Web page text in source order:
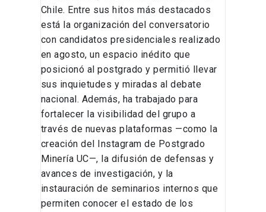
Chile. Entre sus hitos más destacados
está la organización del conversatorio
con candidatos presidenciales realizado
en agosto, un espacio inédito que
posicionó al postgrado y permitió llevar
sus inquietudes y miradas al debate
nacional. Además, ha trabajado para
fortalecer la visibilidad del grupo a
través de nuevas plataformas —como la
creación del Instagram de Postgrado
Minería UC—, la difusión de defensas y
avances de investigación, y la
instauración de seminarios internos que
permiten conocer el estado de los